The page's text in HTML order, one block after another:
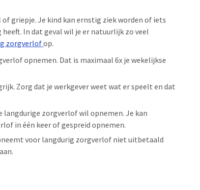
griepje. Je kind kan ernstig ziek worden of iets
In dat geval wil je er natuurlijk zo veel
zorgverlofop.
opnemen. Dat is maximaal 6x je wekelijkse
Zorg dat je werkgever weet wat er speelt en dat
langdurige zorgverlof wil opnemen. Je kan
in één keer of gespreid opnemen.
voor langdurig zorgverlof niet uitbetaald